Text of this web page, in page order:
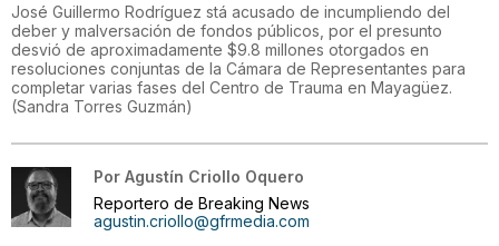
José Guillermo Rodríguez stá acusado de incumpliendo del
deber y malversación de fondos públicos, por el presunto
desvió de aproximadamente $9.8 millones otorgados en
resoluciones conjuntas de la Cámara de Representantes para
completar varias fases del Centro de Trauma en Mayagüez.
(Sandra Torres Guzmán)
Por Agustín Criollo Oquero
Reportero de Breaking News
agustin.criollo@gfrmedia.com